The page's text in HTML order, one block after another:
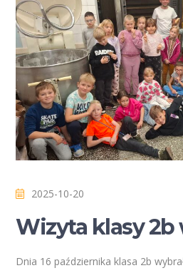
2025-10-20
Wizyta klasy
Dnia 16 października klasa 2b